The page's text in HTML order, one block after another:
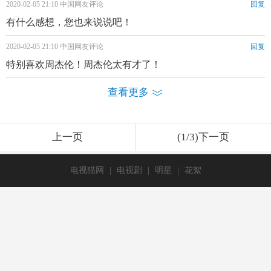
2020-02-05 21:10 中国网友评论 回复
有什么感想，您也来说说吧！
2020-02-05 21:10 中国网友评论 回复
特别喜欢周杰伦！周杰伦太有才了！
查看更多
上一页 (1/3)下一页
电视猫网 | 电视剧 | 明星 | 花絮